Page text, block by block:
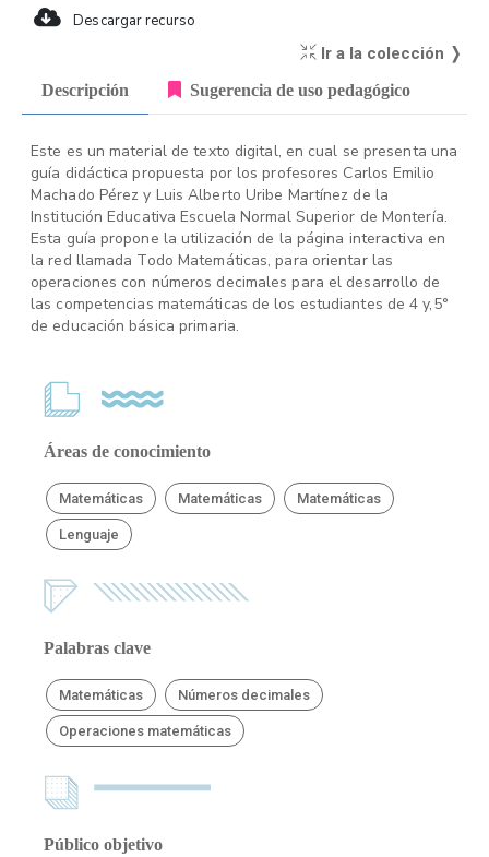
Descargar recurso
Ir a la colección ❭
Descripción Sugerencia de uso pedagógico
Este es un material de texto digital, en cual se presenta una
guía didáctica propuesta por los profesores Carlos Emilio
Machado Pérez y Luis Alberto Uribe Martínez de la
Institución Educativa Escuela Normal Superior de Montería.
Esta guía propone la utilización de la página interactiva en
la red llamada Todo Matemáticas, para orientar las
operaciones con números decimales para el desarrollo de
las competencias matemáticas de los estudiantes de 4 y,5°
de educación básica primaria.
Áreas de conocimiento
Matemáticas Matemáticas Matemáticas
Lenguaje
Palabras clave
Matemáticas Números decimales
Operaciones matemáticas
Público objetivo